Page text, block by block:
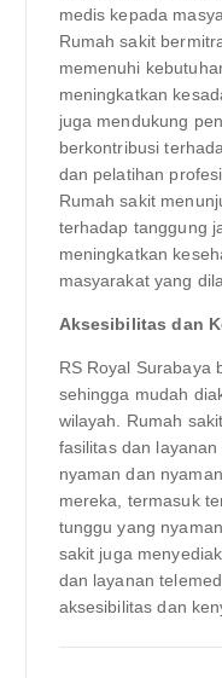
medis kepada
Rumah sakit
memenuhi
meningkatkan
juga mendukung
berkontribusi
dan pelatihan
Rumah sakit
terhadap tanggung
meningkatkan
masyarakat yang
Aksesibilitas dan
RS Royal Surabaya
sehingga mudah
wilayah. Rumah
fasilitas dan
nyaman dan
mereka, termasuk
tunggu yang
sakit juga
dan layanan
aksesibilitas dan